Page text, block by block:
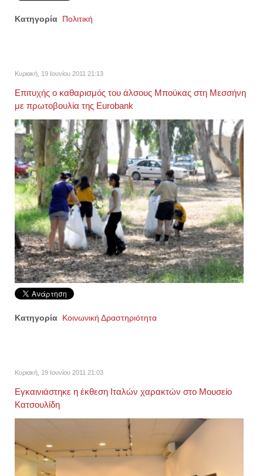
Κατηγορία Πολιτική
Κυριακή, 19 Ιουνίου 2011 21:13
Επιτυχής ο καθαρισμός του άλσους Μπούκας στη Μεσσήνη
με πρωτοβουλία της Eurobank
Κατηγορία Κοινωνική Δραστηριότητα
Κυριακή, 19 Ιουνίου 2011 21:03
Εγκαινιάστηκε η έκθεση Ιταλών χαρακτών στο Μουσείο
Κατσουλίδη